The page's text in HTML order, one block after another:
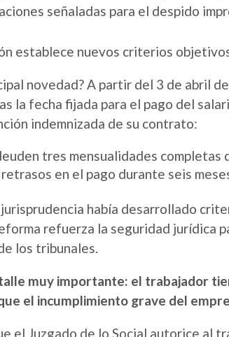
señaladas para el despido
establece nuevos criterios
novedad? A partir del 3 de abril
la fecha fijada para el pago del
indemnizada de su contrato:
tres mensualidades completas
en el pago durante seis
había desarrollado
refuerza la seguridad jurídica
los tribunales.
muy importante: el trabajador
el incumplimiento grave del
el Juzgado de lo Social autorice al